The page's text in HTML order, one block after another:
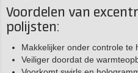
Voordelen van
polijsten:
Makkelijker onder controle te
Veiliger doordat de